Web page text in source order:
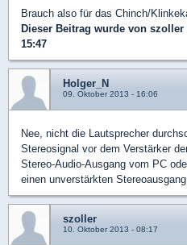
Brauch also für das Chinch/
Dieser Beitrag wurde von szoller
15:47
Holger_N
09. Oktober 2013 - 16:06
Nee, nicht die Lautsprecher
Stereosignal vor dem Verstärker
Stereo-Audio-Ausgang vom PC
einen unverstärkten Stereoausgang
szoller
10. Oktober 2013 - 08:17